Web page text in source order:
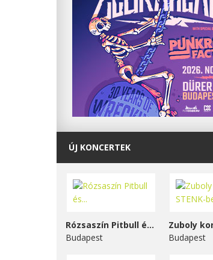
ÚJ KONCERTEK
Rózsaszín Pitbull és...
Budapest
Budapest